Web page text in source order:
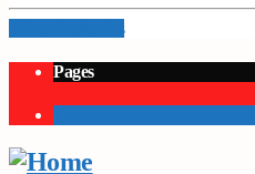
Info and episodes
Pages